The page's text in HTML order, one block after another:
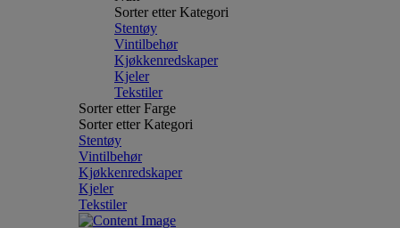
Sorter etter Kategori
Stentøy
Vintilbehør
Kjøkkenredskaper
Kjeler
Tekstiler
Sorter etter Farge
Sorter etter Kategori
Stentøy
Vintilbehør
Kjøkkenredskaper
Kjeler
Tekstiler